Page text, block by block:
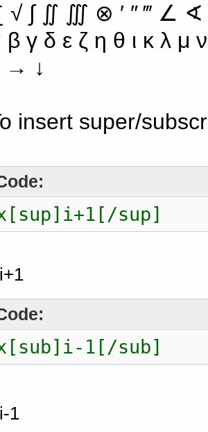
√ ∫ ∬ ∭ ⊗ ′ ″ ‴ ∠
β γ δ ε ζ η θ ι κ λ
→ ↓
insert super/
sup]
i+1
1[/sub]
i-1